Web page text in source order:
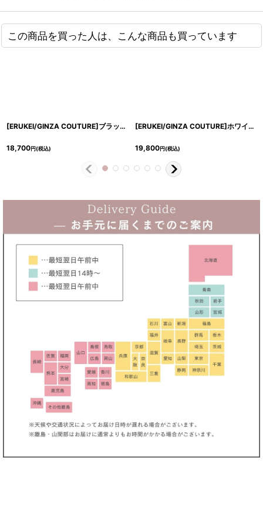
この商品を買った人は、こんな商品も買っています
[ERUKEI/GINZA COUTURE]ブラック・シンプル・半袖・Vネック・無地・タイト・ミディアムドレス・ワンピース[送料無料]
18,700円(税込)
[ERUKEI/GINZA COUTURE]ホワイト×ブラック・バイカラー・タイト・シンプル・ミディアムドレス・ワンピース[送料無料]
19,800円(税込)